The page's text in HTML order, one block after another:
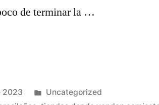
de terminar la …
2023
Publicado
Uncategorized